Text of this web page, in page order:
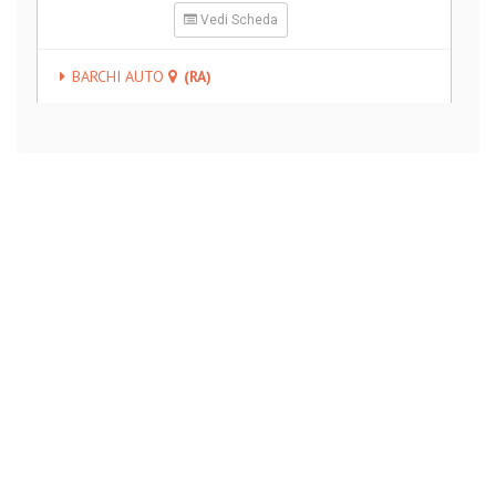
Vedi Scheda
BARCHI AUTO (RA)